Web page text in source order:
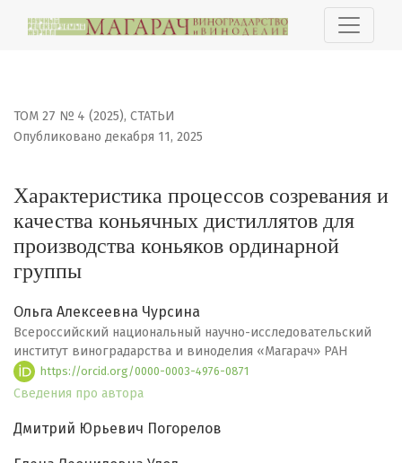
Характеристика процессов созревания и качества
ТОМ 27 № 4 (2025), СТАТЬИ
Характеристика процессов созревания и
качества коньячных дистиллятов для
производства коньяков ординарной
группы
Опубликовано декабря 11, 2025
Ольга Алексеевна Чурсина
Всероссийский национальный научно-исследовательский
институт виноградарства и виноделия «Магарач» РАН
https://orcid.org/0000-0003-4976-0871
Сведения про автора
Дмитрий Юрьевич Погорелов